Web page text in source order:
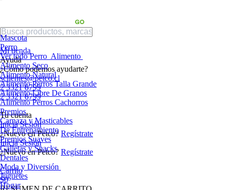
Mi tienda
Ayuda
¿Cómo podemos ayudarte?
sclientes@petco.cl
2 3321 6799
2 3321 6799
Tu cuenta
Inicia Sesión
¿Nuevo en Petco? Regístrate
Inicia Sesión
¿Nuevo en Petco? Regístrate
Carrito
$0
Mascota
Perro
Ver todo Perro Alimento
Alimento Seco
Alimento Natural
Alimento Perros Talla Grande
Alimento Libre De Granos
Alimento Perros Cachorros
Premios
Carnaza y Masticables
De Entrenamiento
Premios Suaves
Galletas y Snacks
Dentales
Moda y Diversión
Juguetes
Hogar